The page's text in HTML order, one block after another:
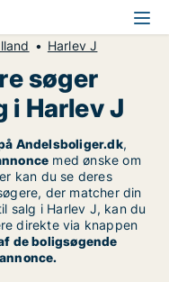
Harlev J
søger
i Harlev J
Andelsboliger.dk,
med ønske om
kan du se deres
der matcher din
salg i Harlev J, kan du
direkte via knappen
de boligsøgende